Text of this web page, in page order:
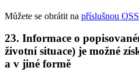
Můžete se obrátit na příslušnou
23. Informace o
životní situace) je možné
a v jiné formě